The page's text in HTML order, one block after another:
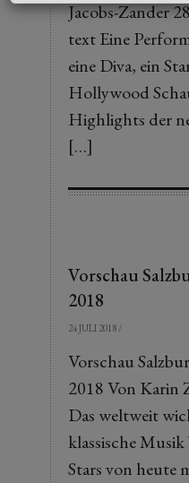
Jacobs-Zander
text Eine
eine Diva, ein
Hollywood
Highlights der
[…]
Vorschau
2018
24 JULI 2018 /
Vorschau
2018 Von Karin
Das weltweit
klassische
Stars von heute